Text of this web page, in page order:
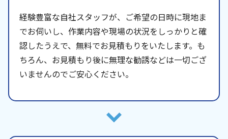
経験豊富な自社スタッフが、ご希望の日時に現地ま
でお伺いし、作業内容や現場の状況をしっかりと確
認したうえで、無料でお見積もりをいたします。も
ちろん、お見積もり後に無理な勧誘などは一切ござ
いませんのでご安心ください。